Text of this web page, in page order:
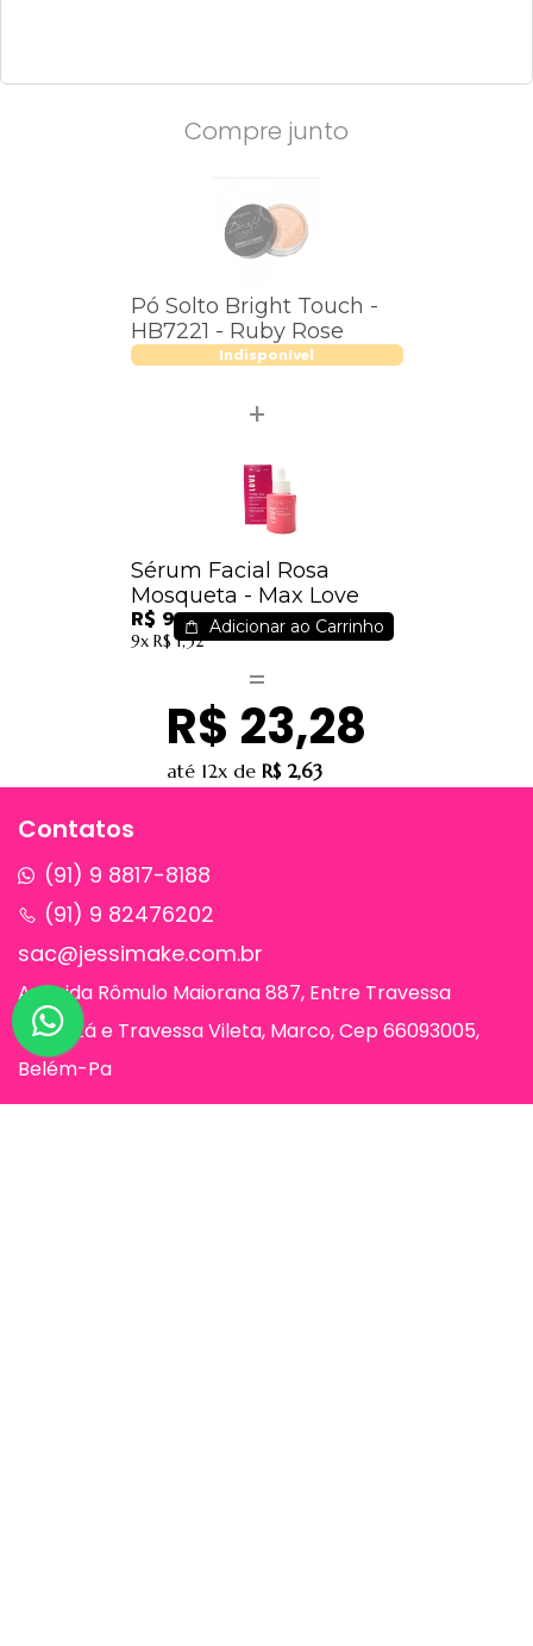
Compre junto
Pó Solto Bright Touch -
HB7221 - Ruby Rose
Indisponível
Sérum Facial Rosa
Mosqueta - Max Love
R$ 9,38
9x R$ 1,32
Adicionar ao Carrinho
R$ 23,28
até 12x de R$ 2,63
Contatos
(91) 9 8817-8188
(91) 9 82476202
sac@jessimake.com.br
Avenida Rômulo Maiorana 887, Entre Travessa
Humaitá e Travessa Vileta, Marco, Cep 66093005,
Belém-Pa